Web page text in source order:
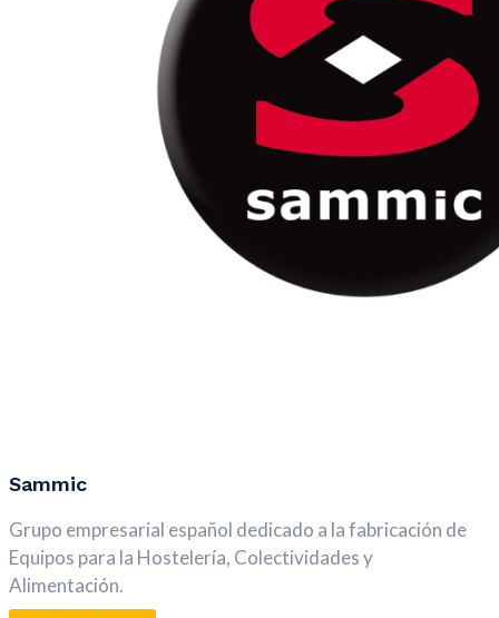
Sammic
Grupo empresarial español dedicado a la fabricación de
Equipos para la Hostelería, Colectividades y
Alimentación.